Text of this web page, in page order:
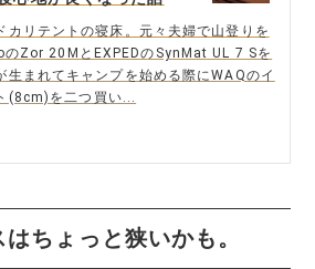
カリテントの寝床。元々夫婦で山登りを
のZor 20MとEXPEDのSynMat UL 7 Sを
生まれてキャンプを始める際にWAQのイ
(8cm)を二つ買い...
ちょっと狭いかも。